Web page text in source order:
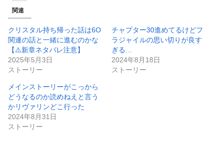
関連
クリスタル持ち帰った話は6O
関連の話と一緒に進むのかな
【⚠️新章ネタバレ注意】
2025年5月3日
ストーリー
チャプター30進めてるけどフ
ラジャイルの思い切りが良す
ぎる…
2024年8月18日
ストーリー
メインストーリーがこっから
どうなるのか読めねえと言う
かリヴァリンどこ行った
2024年8月31日
ストーリー